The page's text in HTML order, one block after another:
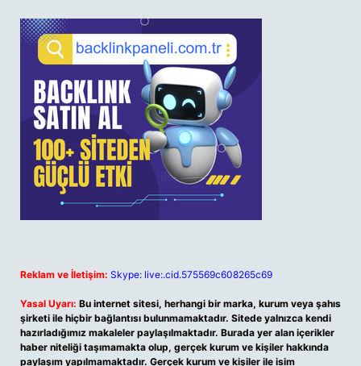
Reklam ve İletişim: Skype: live:.cid.575569c608265c69
Yasal Uyarı: Bu internet sitesi, herhangi bir marka, kurum veya şahıs
şirketi ile hiçbir bağlantısı bulunmamaktadır. Sitede yalnızca kendi
hazırladığımız makaleler paylaşılmaktadır. Burada yer alan içerikler
haber niteliği taşımamakta olup, gerçek kurum ve kişiler hakkında
paylaşım yapılmamaktadır. Gerçek kurum ve kişiler ile isim